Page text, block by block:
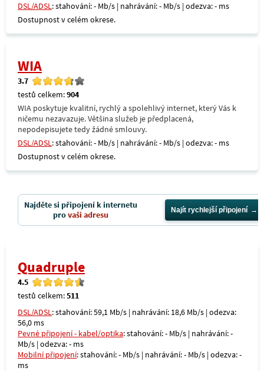
DSL/ADSL: stahování: - Mb/s | nahrávání: - Mb/s | odezva: - ms
Dostupnost v celém okrese.
WIA
3.7
testů celkem:904
WIA poskytuje kvalitní, rychlý a spolehlivý internet, který Vás k
ničemu nezavazuje. Většina služeb je předplacená,
nepodepisujete tedy žádné smlouvy.
DSL/ADSL: stahování: - Mb/s | nahrávání: - Mb/s | odezva: - ms
Dostupnost v celém okrese.
Najděte si připojení k internetu
provaši adresu Najít rychlejší připojení
Quadruple
4.5
testů celkem:511
DSL/ADSL: stahování: 59,1 Mb/s | nahrávání: 18,6 Mb/s | odezva:
56,0 ms
Pevné připojení - kabel/optika: stahování: - Mb/s | nahrávání: -
Mb/s | odezva: - ms
Mobilní připojení: stahování: - Mb/s | nahrávání: - Mb/s | odezva: -
ms